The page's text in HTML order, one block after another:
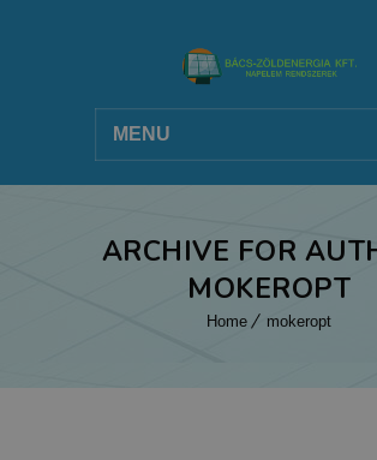
MENU
ARCHIVE FOR
MOKEROPT
Home mokeropt